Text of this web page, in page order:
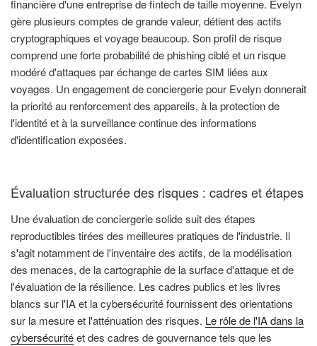
financière d'une entreprise de fintech de taille moyenne. Evelyn
gère plusieurs comptes de grande valeur, détient des actifs
cryptographiques et voyage beaucoup. Son profil de risque
comprend une forte probabilité de phishing ciblé et un risque
modéré d'attaques par échange de cartes SIM liées aux
voyages. Un engagement de conciergerie pour Evelyn donnerait
la priorité au renforcement des appareils, à la protection de
l'identité et à la surveillance continue des informations
d'identification exposées.
Évaluation structurée des risques : cadres et étapes
Une évaluation de conciergerie solide suit des étapes
reproductibles tirées des meilleures pratiques de l'industrie. Il
s'agit notamment de l'inventaire des actifs, de la modélisation
des menaces, de la cartographie de la surface d'attaque et de
l'évaluation de la résilience. Les cadres publics et les livres
blancs sur l'IA et la cybersécurité fournissent des orientations
sur la mesure et l'atténuation des risques. Le rôle de l'IA dans la
cybersécuritéet des cadres de gouvernance tels que les